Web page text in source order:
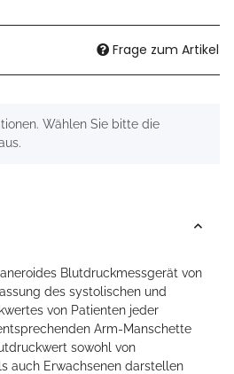
Frage zum Artikel
Wählen Sie bitte die
Blutdruckmessgerät von
des systolischen und
von Patienten jeder
Arm-Manschette
sowohl von
auch Erwachsenen darstellen